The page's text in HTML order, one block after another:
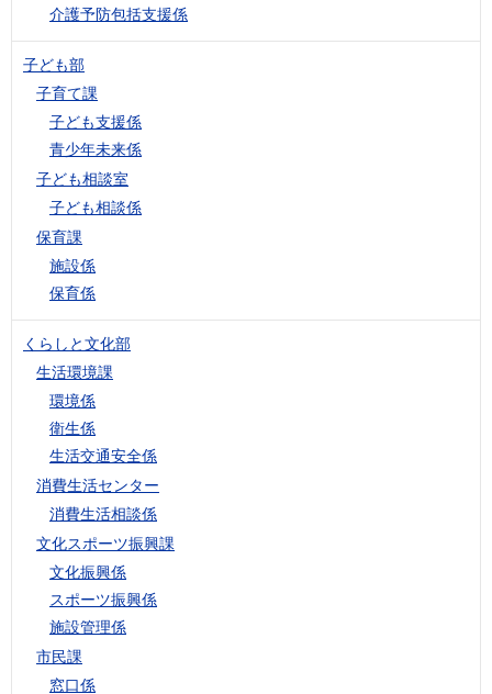
介護予防包括支援係
子ども部
子育て課
子ども支援係
青少年未来係
子ども相談室
子ども相談係
保育課
施設係
保育係
くらしと文化部
生活環境課
環境係
衛生係
生活交通安全係
消費生活センター
消費生活相談係
文化スポーツ振興課
文化振興係
スポーツ振興係
施設管理係
市民課
窓口係